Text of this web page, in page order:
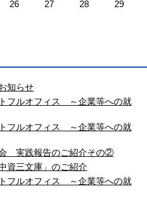
26 27 28
29
知らせ
フルオフィス ～企業等への就
フルオフィス ～企業等への就
実践報告のご紹介その②
資三文庫」のご紹介
フルオフィス ～企業等への就